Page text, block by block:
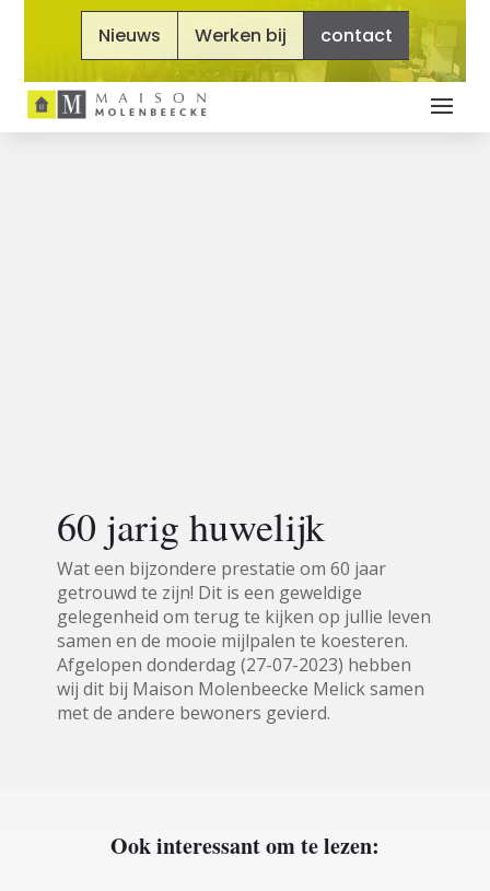
Nieuws Werken bij contact
60 jarig huwelijk
Wat een bijzondere prestatie om 60 jaar
getrouwd te zijn! Dit is een geweldige
gelegenheid om terug te kijken op jullie leven
samen en de mooie mijlpalen te koesteren.
Afgelopen donderdag (27-07-2023) hebben
wij dit bij Maison Molenbeecke Melick samen
met de andere bewoners gevierd.
Ook interessant om te lezen: